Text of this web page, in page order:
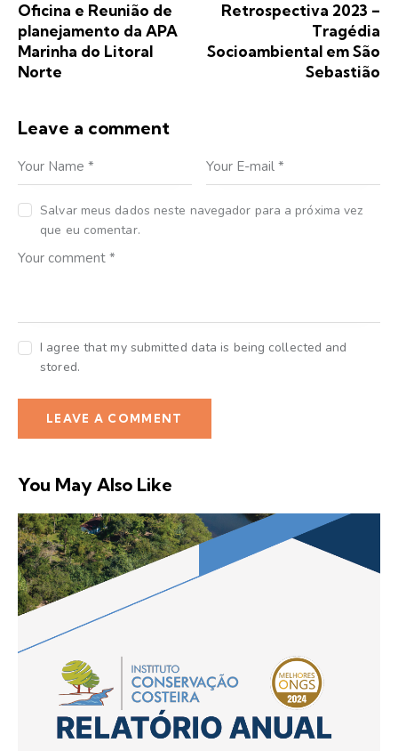
Oficina e Reunião de
planejamento da APA
Marinha do Litoral
Norte
Retrospectiva 2023 –
Tragédia
Socioambiental em São
Sebastião
Leave a comment
Salvar meus dados neste navegador para a próxima vez
que eu comentar.
I agree that my submitted data is being collected and
stored.
You May Also Like